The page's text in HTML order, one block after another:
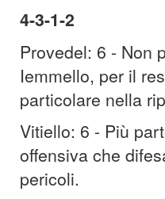
4-3-1-2
Provedel: 6 - Non
Iemmello, per il
particolare nella
Vitiello: 6 - Più
offensiva che
pericoli.